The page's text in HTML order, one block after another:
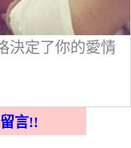
決定了你的愛情
言!!